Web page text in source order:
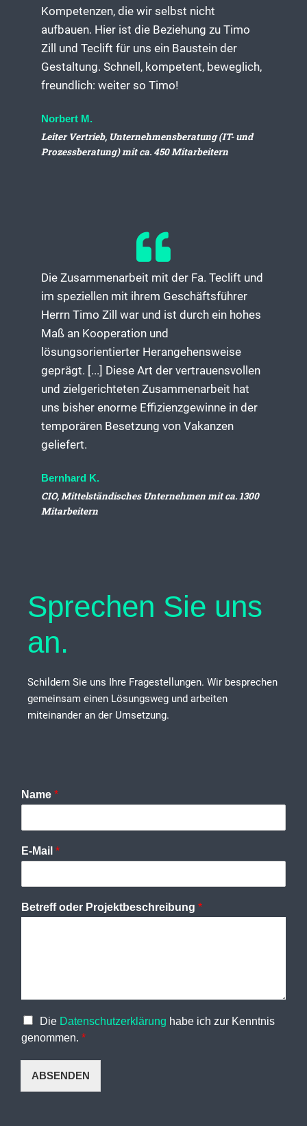
Kompetenzen, die wir selbst nicht
aufbauen. Hier ist die Beziehung zu Timo
Zill und Teclift für uns ein Baustein der
Gestaltung. Schnell, kompetent, beweglich,
freundlich: weiter so Timo!
Norbert M.
Leiter Vertrieb, Unternehmensberatung (IT- und
Prozessberatung) mit ca. 450 Mitarbeitern
Die Zusammenarbeit mit der Fa. Teclift und
im speziellen mit ihrem Geschäftsführer
Herrn Timo Zill war und ist durch ein hohes
Maß an Kooperation und
lösungsorientierter Herangehensweise
geprägt. [...] Diese Art der vertrauensvollen
und zielgerichteten Zusammenarbeit hat
uns bisher enorme Effizienzgewinne in der
temporären Besetzung von Vakanzen
geliefert.
Bernhard K.
CIO, Mittelständisches Unternehmen mit ca. 1300
Mitarbeitern
Sprechen Sie uns
an.
Schildern Sie uns Ihre Fragestellungen. Wir besprechen
gemeinsam einen Lösungsweg und arbeiten
miteinander an der Umsetzung.
Name *
E-Mail *
Betreff oder Projektbeschreibung *
Die Datenschutzerklärung habe ich zur Kenntnis
genommen. *
ABSENDEN